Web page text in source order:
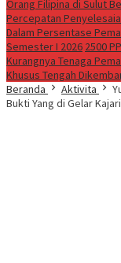
Orang Filipina di Sulut
Percepatan
Dalam Persentase
Semester I 2026 2500
Kurangnya Tenaga
Khusus Tengah
Beranda
Aktivita
Bukti Yang di Gelar